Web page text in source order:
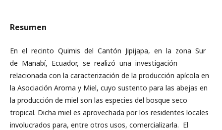
Resumen
En el recinto Quimis del Cantón Jipijapa, en la zona Sur
de Manabí, Ecuador, se realizó una investigación
relacionada con la caracterización de la producción apícola en
la Asociación Aroma y Miel, cuyo sustento para las abejas en
la producción de miel son las especies del bosque seco
tropical. Dicha miel es aprovechada por los residentes locales
involucrados para, entre otros usos, comercializarla. El